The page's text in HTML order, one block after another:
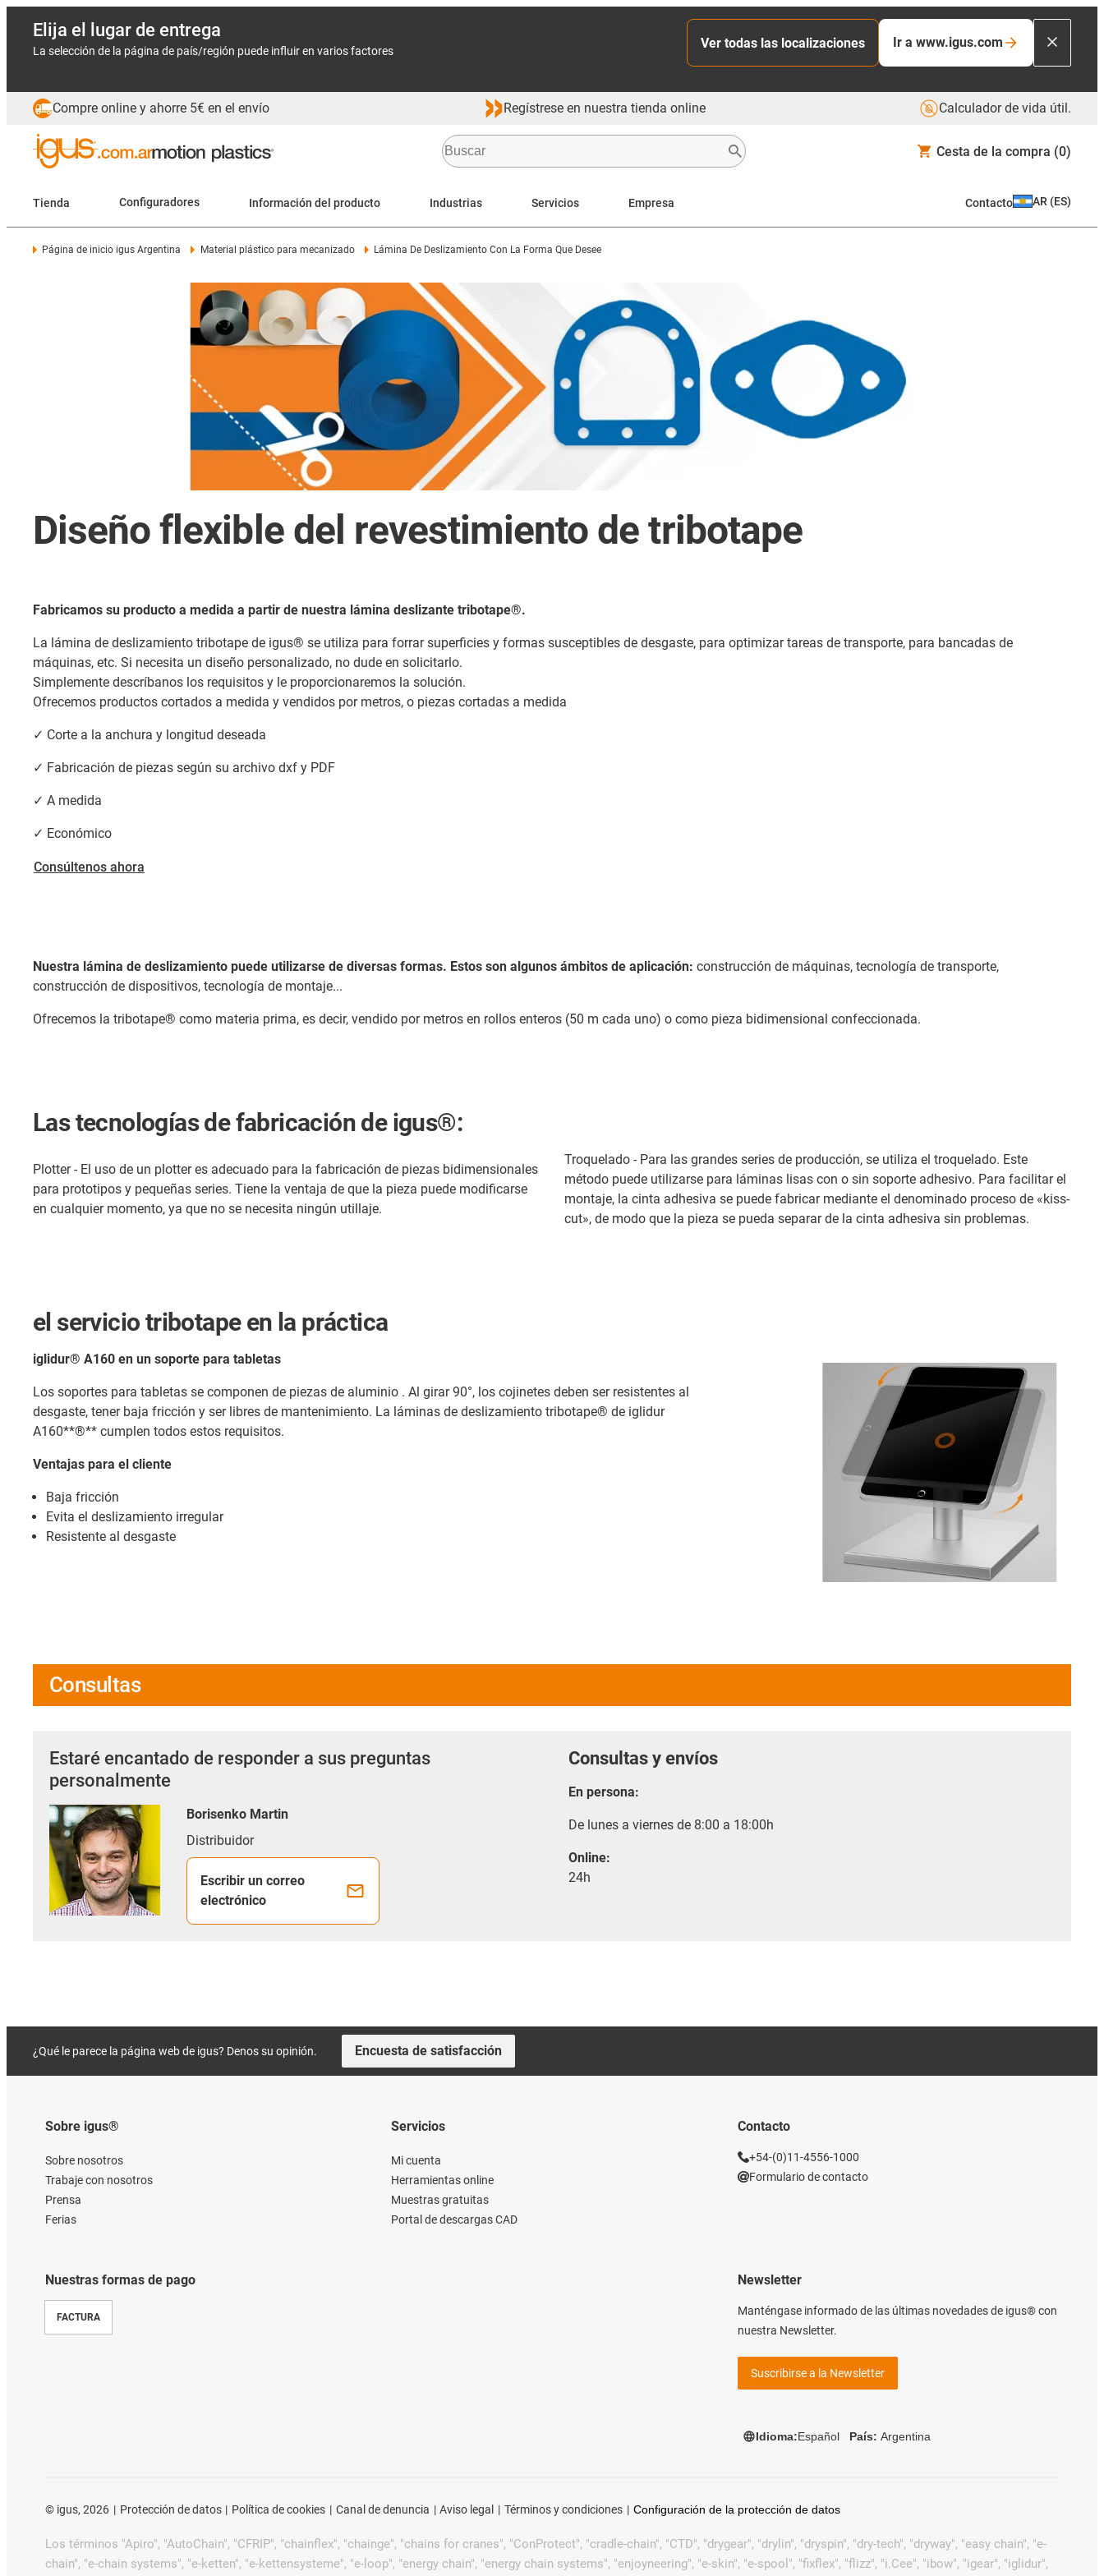
Elija el lugar de entrega
La selección de la página de país/región puede influir en varios factores
Ver todas las localizaciones Ir a www.igus.com
Compre online y ahorre 5€ en el envío Regístrese en nuestra tienda online Calculador de vida útil.
Cesta de la compra (0)
Tienda Configuradores Información del producto Industrias Servicios Empresa Contacto AR (ES)
Página de inicio igus Argentina Material plástico para mecanizado Lámina De Deslizamiento Con La Forma Que Desee
Diseño flexible del revestimiento de tribotape
Fabricamos su producto a medida a partir de nuestra lámina deslizante tribotape®.
La lámina de deslizamiento tribotape de igus® se utiliza para forrar superficies y formas susceptibles de desgaste, para optimizar tareas de transporte, para bancadas de
máquinas, etc. Si necesita un diseño personalizado, no dude en solicitarlo.
Simplemente descríbanos los requisitos y le proporcionaremos la solución.
Ofrecemos productos cortados a medida y vendidos por metros, o piezas cortadas a medida
✓ Corte a la anchura y longitud deseada
✓ Fabricación de piezas según su archivo dxf y PDF
✓ A medida
✓ Económico
Consúltenos ahora
Nuestra lámina de deslizamiento puede utilizarse de diversas formas. Estos son algunos ámbitos de aplicación: construcción de máquinas, tecnología de transporte,
construcción de dispositivos, tecnología de montaje...
Ofrecemos la tribotape® como materia prima, es decir, vendido por metros en rollos enteros (50 m cada uno) o como pieza bidimensional confeccionada.
Las tecnologías de fabricación de igus®:
Plotter - El uso de un plotter es adecuado para la fabricación de piezas bidimensionales
para prototipos y pequeñas series. Tiene la ventaja de que la pieza puede modificarse
en cualquier momento, ya que no se necesita ningún utillaje.
Troquelado - Para las grandes series de producción, se utiliza el troquelado. Este
método puede utilizarse para láminas lisas con o sin soporte adhesivo. Para facilitar el
montaje, la cinta adhesiva se puede fabricar mediante el denominado proceso de «kiss-
cut», de modo que la pieza se pueda separar de la cinta adhesiva sin problemas.
el servicio tribotape en la práctica
iglidur® A160 en un soporte para tabletas
Los soportes para tabletas se componen de piezas de aluminio . Al girar 90°, los cojinetes deben ser resistentes al
desgaste, tener baja fricción y ser libres de mantenimiento. La láminas de deslizamiento tribotape® de iglidur
A160**®** cumplen todos estos requisitos.
Ventajas para el cliente
Baja fricción
Evita el deslizamiento irregular
Resistente al desgaste
Consultas
Estaré encantado de responder a sus preguntas
personalmente
Borisenko Martin
Distribuidor
Escribir un correo
electrónico
Consultas y envíos
En persona:
De lunes a viernes de 8:00 a 18:00h
Online:
24h
¿Qué le parece la página web de igus? Denos su opinión. Encuesta de satisfacción
Sobre igus®
Sobre nosotros
Trabaje con nosotros
Prensa
Ferias
Nuestras formas de pago
FACTURA
Servicios
Mi cuenta
Herramientas online
Muestras gratuitas
Portal de descargas CAD
Contacto
+54-(0)11-4556-1000
Formulario de contacto
Newsletter
Manténgase informado de las últimas novedades de igus® con
nuestra Newsletter.
Suscribirse a la Newsletter
Idioma:Español País: Argentina
© igus, 2026 Protección de datos Política de cookies Canal de denuncia Aviso legal Términos y condiciones Configuración de la protección de datos
Los términos "Apiro", "AutoChain", "CFRIP", "chainflex", "chainge", "chains for cranes", "ConProtect", "cradle-chain", "CTD", "drygear", "drylin", "dryspin", "dry-tech", "dryway", "easy chain", "e-
chain", "e-chain systems", "e-ketten", "e-kettensysteme", "e-loop", "energy chain", "energy chain systems", "enjoyneering", "e-skin", "e-spool", "fixflex", "flizz", "i.Cee", "ibow", "igear", "iglidur",